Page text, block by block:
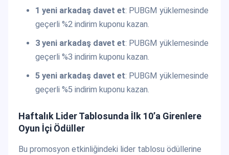
1 yeni arkadaş davet et: PUBGM yüklemesinde
geçerli %2 indirim kuponu kazan.
3 yeni arkadaş davet et: PUBGM yüklemesinde
geçerli %3 indirim kuponu kazan.
5 yeni arkadaş davet et: PUBGM yüklemesinde
geçerli %5 indirim kuponu kazan.
Haftalık Lider Tablosunda İlk 10’a Girenlere
Oyun İçi Ödüller
Bu promosyon etkinliğindeki lider tablosu ödüllerine